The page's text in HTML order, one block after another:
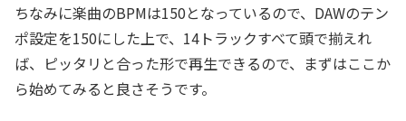
ちなみに楽曲のBPMは150となっているので、DAWのテン
ポ設定を150にした上で、14トラックすべて頭で揃えれ
ば、ピッタリと合った形で再生できるので、まずはここか
ら始めてみると良さそうです。